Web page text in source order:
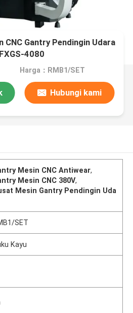
CNC Gantry Pendingin Udara
4080
Harga：RMB1/SET
Hubungi kami
Mesin CNC Antiwear,
Mesin CNC 380V,
Mesin Gantry Pendingin Uda
SET
Kayu